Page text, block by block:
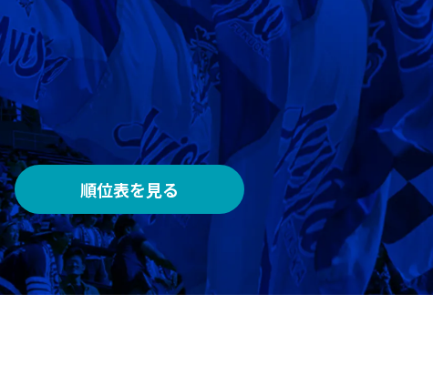
AWAY
メルカリスタジアム
順位表を見る